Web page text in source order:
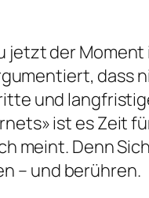
jetzt der
dass
und
ist es Zeit
meint. Denn
– und berühren.